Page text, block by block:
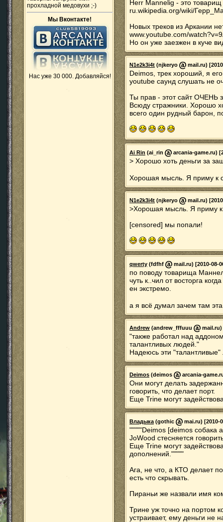
прохладной медовухи ;-)
Мы Вконтакте!
Нас уже 30 000. Добавляйся!
Herr Mannelig - это
ru.wikipedia.org/wiki/
Новых треков из Аркании
www.youtube.com/
Но он уже заезжен в куче
N1e2k3i4t (njkeryo mail.ru)
Deimos, трек хороший, я
youtube саунд слушать не
Ты прав - этот сайт ОЧЕНЬ
Всюду стражники. Хорошо
всего один рудный барон,
Ai Rin (ai_rin arcania-game.ru)
> Хорошо хоть деньги за
Хорошая мысль. Я приму к
N1e2k3i4t (njkeryo mail.ru)
>Хорошая мысль. Я приму
[censored] мы попали!
qwerty (fdfhf mail.ru) [2010-08-
по поводу товарища
чуть к..чил от восторга
ен экстремо.
а я всё думал зачем там
Andrew (andrew_fffuuu mail.ru)
"также работал над
талантливых людей."
Надеюсь эти
Deimos (deimos arcania-
Они могут делать
говорить, что делает порт.
Еще Trine могут
Владыка(gothic mai.ru) [2010-
"""""Deimos [deimos собака
JoWood стесняется
Еще Trine могут
дополнений."""""
Ага, не что, а КТО делает
есть что скрывать.
Пираньи же назвали имя
Трине уж точно на портом
устраивает, ему деньги не